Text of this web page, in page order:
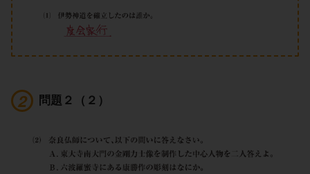
問題２（２）